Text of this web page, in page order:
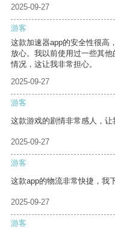
2025-09-27
游客
这款加速器app的安全性很高
放心。我以前使用过一些其
情况，这让我非常担心。
2025-09-27
游客
这款游戏的剧情非常感人，让
2025-09-27
游客
这款app的物流非常快捷，我
2025-09-27
游客